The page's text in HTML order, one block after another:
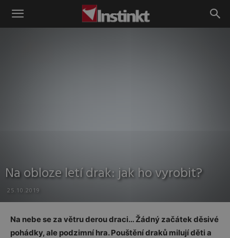
Instinkt
Na obloze letí drak: jak ho vyrobit?
25.10.2019
Na nebe se za větru derou draci… Žádný začátek děsivé
pohádky, ale podzimní hra. Pouštění draků milují děti a